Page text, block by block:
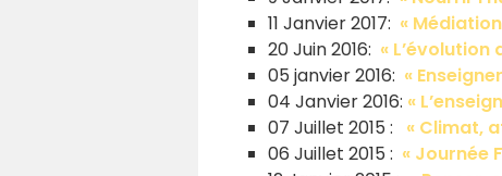
11 Janvier 2017: «
20 Juin 2016: « L’évolution
05 janvier 2016: «
04 Janvier 2016: «
07 Juillet 2015 : « Climat,
06 Juillet 2015 : « Journée